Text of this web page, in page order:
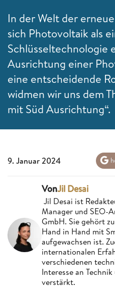
In der Welt der
sich Photovoltaik als
Schlüsseltechnologie
Ausrichtung einer
eine entscheidende
widmen wir uns dem
mit Süd Ausrichtung“.
9. Januar 2024
VonJil Desai
Jil Desai ist
Manager und SEO-
GmbH. Sie gehört
Hand in Hand mit
aufgewachsen ist.
internationalen
verschiedenen
Interesse an
verstärkt.